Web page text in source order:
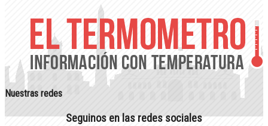
Nuestras redes
Seguinos en las redes sociales